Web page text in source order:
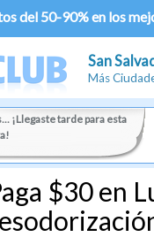
del 50-90% en los
San
Más
¡Llegaste tarde para esta
$30 en